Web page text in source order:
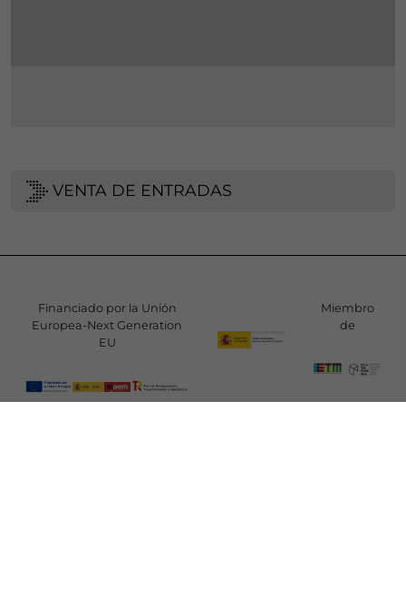
VENTA DE ENTRADAS
Financiado por la Unión
Europea-Next Generation
EU
Miembro
de